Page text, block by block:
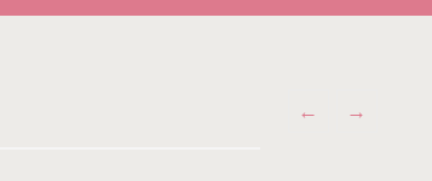
← →